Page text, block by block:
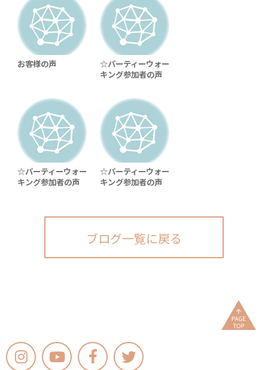
お客様の声
☆パーティーウォー
キング参加者の声
☆パーティーウォー
キング参加者の声
☆パーティーウォー
キング参加者の声
ブログ一覧に戻る